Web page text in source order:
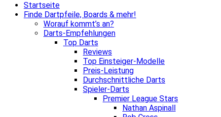
Startseite
Finde Dartpfeile, Boards & mehr!
Worauf kommt’s an?
Darts-Empfehlungen
Top Darts
Reviews
Top Einsteiger-Modelle
Preis-Leistung
Durchschnittliche Darts
Spieler-Darts
Premier League Stars
Nathan Aspinall